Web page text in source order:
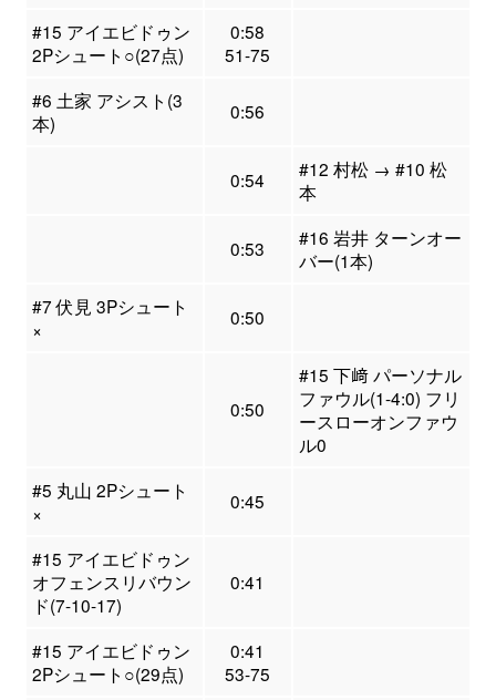
#15 アイエビドゥン
2Pシュート○(27点)
0:58
51-75
#6 土家 アシスト(3
本)
0:56
0:54
#12 村松 → #10 松
本
0:53
#16 岩井 ターンオー
バー(1本)
#7 伏見 3Pシュート
×
0:50
0:50
#15 下﨑 パーソナル
ファウル(1-4:0) フリ
ースローオンファウ
ル0
#5 丸山 2Pシュート
×
0:45
#15 アイエビドゥン
オフェンスリバウン
ド(7-10-17)
0:41
#15 アイエビドゥン
2Pシュート○(29点)
0:41
53-75